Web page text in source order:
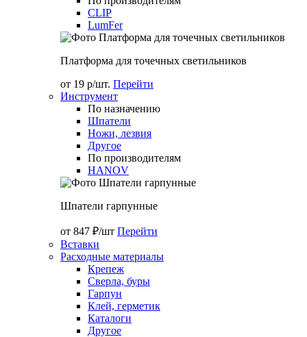
CLIP
LumFer
Платформа для точечных светильников
от 19 р/шт. Перейти
Инструмент
По назначению
Шпатели
Ножи, лезвия
Другое
По производителям
HANOV
Шпатели гарпунные
от 847 ₽/шт Перейти
Вставки
Расходные материалы
Крепеж
Сверла, буры
Гарпун
Клей, герметик
Каталоги
Другое